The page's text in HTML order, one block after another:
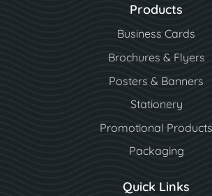
Products
Business Cards
Brochures & Flyers
Posters & Banners
Stationery
Promotional Products
Packaging
Quick Links